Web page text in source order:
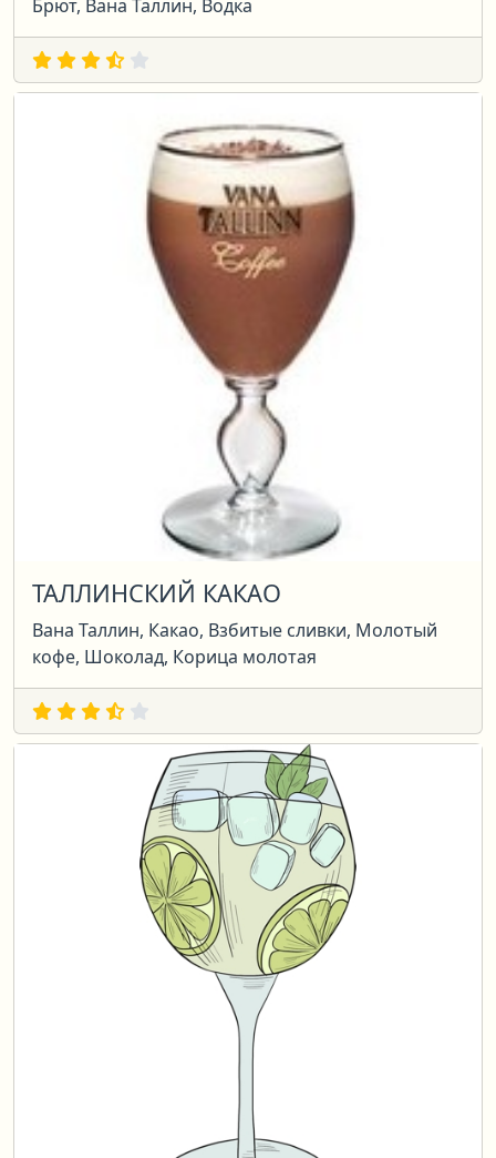
Брют, Вана Таллин, Водка
ТАЛЛИНСКИЙ КАКАО
Вана Таллин, Какао, Взбитые сливки, Молотый
кофе, Шоколад, Корица молотая